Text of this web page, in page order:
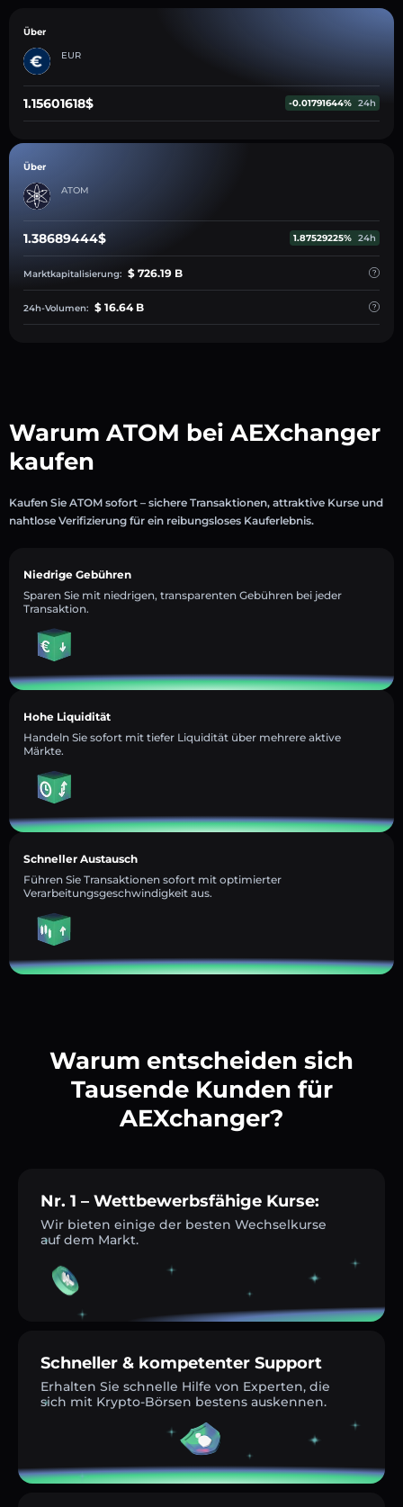
Über
EUR
1.15601618$ -0.01791644% 24h
Über
ATOM
1.38689444$ 1.87529225% 24h
Marktkapitalisierung: $ 726.19 B
24h-Volumen: $ 16.64 B
Warum ATOM bei AEXchanger
kaufen
Kaufen Sie ATOM sofort – sichere Transaktionen, attraktive Kurse und
nahtlose Verifizierung für ein reibungsloses Kauferlebnis.
Niedrige Gebühren
Sparen Sie mit niedrigen, transparenten Gebühren bei jeder
Transaktion.
Hohe Liquidität
Handeln Sie sofort mit tiefer Liquidität über mehrere aktive
Märkte.
Schneller Austausch
Führen Sie Transaktionen sofort mit optimierter
Verarbeitungsgeschwindigkeit aus.
Warum entscheiden sich
Tausende Kunden für
AEXchanger?
Nr. 1 – Wettbewerbsfähige Kurse:
Wir bieten einige der besten Wechselkurse
auf dem Markt.
Schneller & kompetenter Support
Erhalten Sie schnelle Hilfe von Experten, die
sich mit Krypto-Börsen bestens auskennen.